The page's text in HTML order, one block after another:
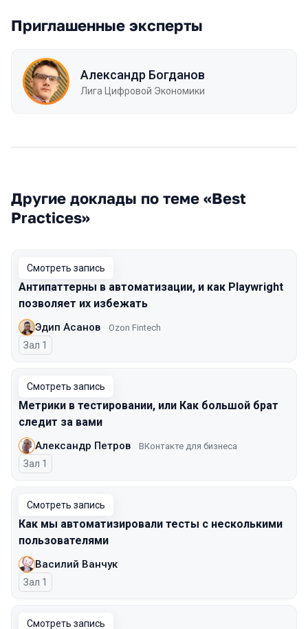
Приглашенные эксперты
Александр Богданов
Лига Цифровой Экономики
Другие доклады по теме «Best
Practices»
Смотреть запись
Антипаттерны в автоматизации, и как Playwright
позволяет их избежать
Эдип Асанов Ozon Fintech
Зал 1
Смотреть запись
Метрики в тестировании, или Как большой брат
следит за вами
Александр Петров ВКонтакте для бизнеса
Зал 1
Смотреть запись
Как мы автоматизировали тесты с несколькими
пользователями
Василий Ванчук
Зал 1
Смотреть запись